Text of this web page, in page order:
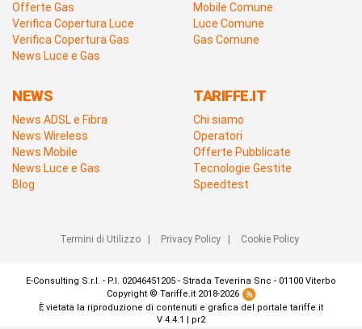
Offerte Gas
Verifica Copertura Luce
Verifica Copertura Gas
News Luce e Gas
Mobile Comune
Luce Comune
Gas Comune
NEWS
News ADSL e Fibra
News Wireless
News Mobile
News Luce e Gas
Blog
TARIFFE.IT
Chi siamo
Operatori
Offerte Pubblicate
Tecnologie Gestite
Speedtest
Termini di Utilizzo| Privacy Policy| Cookie Policy
E-Consulting S.r.l. - P.I. 02046451205 - Strada Teverina Snc - 01100 Viterbo
Copyright © Tariffe.it 2018-2026
È vietata la riproduzione di contenuti e grafica del portale tariffe.it
V 4.4.1 | pr2